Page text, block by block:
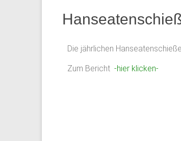
Die jährlichen
Zum Bericht -hier klicken-